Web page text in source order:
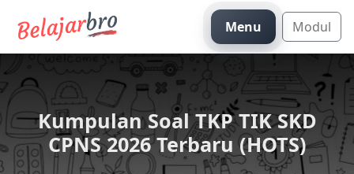
Menu Modul
Kumpulan Soal TKP TIK SKD
CPNS 2026 Terbaru (HOTS)